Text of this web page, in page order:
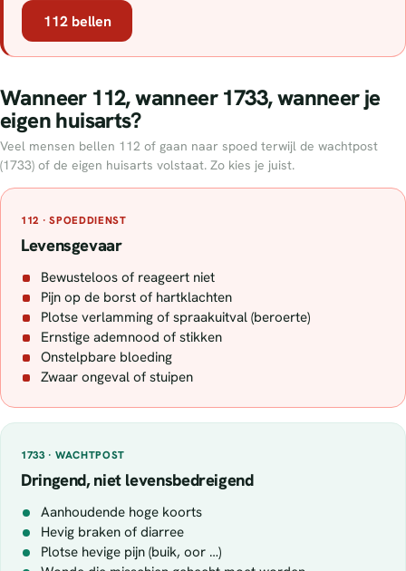
112 bellen
Wanneer 112, wanneer 1733, wanneer je
eigen huisarts?
Veel mensen bellen 112 of gaan naar spoed terwijl de wachtpost
(1733) of de eigen huisarts volstaat. Zo kies je juist.
112 · SPOEDDIENST
Levensgevaar
Bewusteloos of reageert niet
Pijn op de borst of hartklachten
Plotse verlamming of spraakuitval (beroerte)
Ernstige ademnood of stikken
Onstelpbare bloeding
Zwaar ongeval of stuipen
1733 · WACHTPOST
Dringend, niet levensbedreigend
Aanhoudende hoge koorts
Hevig braken of diarree
Plotse hevige pijn (buik, oor …)